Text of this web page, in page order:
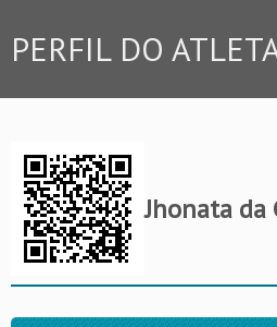
PERFIL DO
Jhonata da